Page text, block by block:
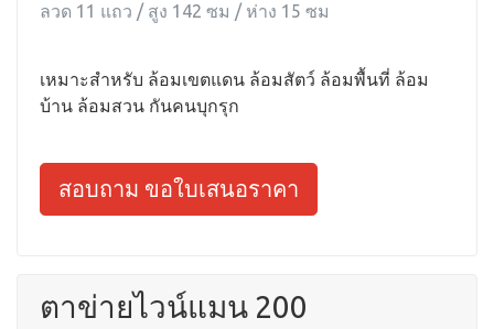
ลวด 11 แถว / สูง 142 ซม / ห่าง 15 ซม
เหมาะสำหรับ ล้อมเขตแดน ล้อมสัตว์ ล้อมพื้นที่ ล้อม
บ้าน ล้อมสวน กันคนบุกรุก
สอบถาม ขอใบเสนอราคา
ตาข่ายไวน์แมน 200